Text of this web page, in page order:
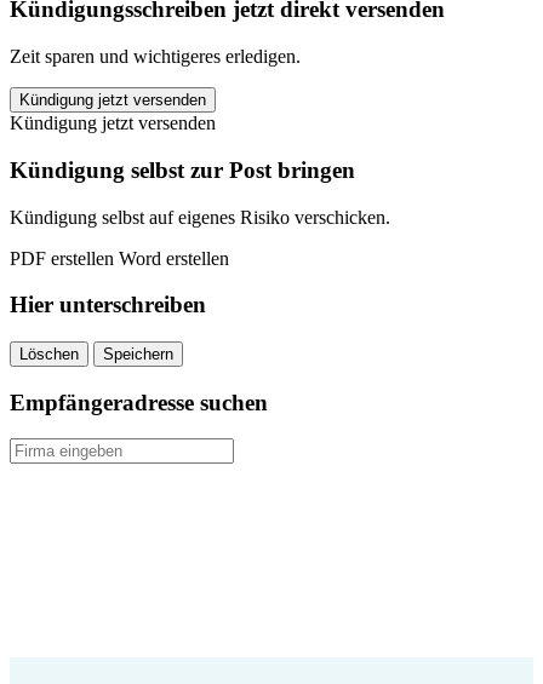
Kündigungsschreiben jetzt direkt versenden
Zeit sparen und wichtigeres erledigen.
Kabel
Deutschland
kündigen
quantity
Kündigung jetzt versenden
Kündigung jetzt versenden
Kündigung selbst zur Post bringen
Kündigung selbst auf eigenes Risiko verschicken.
PDF erstellen Word erstellen
Hier unterschreiben
Löschen Speichern
Empfängeradresse suchen